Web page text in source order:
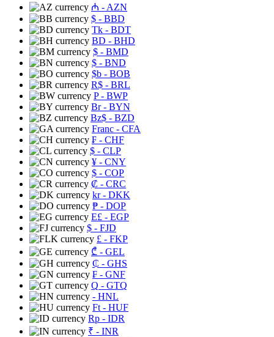
₼ - AZN
$ - BBD
Tk - BDT
BD - BHD
$ - BMD
$ - BND
$b - BOB
R$ - BRL
P- BWP
Br- BYN
Bz$ - BZD
Franc - CFA
₣ - CHF
$ - CLP
¥ - CNY
$ - COP
₡ - CRC
kr- DKK
₱ - DOP
E£ - EGP
$ - FJD
£ - FKP
₾ - GEL
₵ - GHS
₣ - GNF
Q - GTQ
- HNL
Ft - HUF
Rp - IDR
₹ - INR